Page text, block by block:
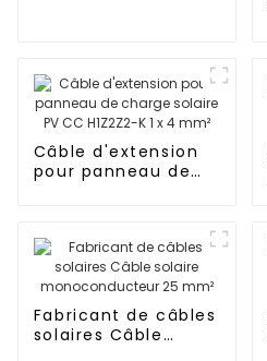
Câble d'extension
pour panneau de
Fabricant de câbles
solaires Câble